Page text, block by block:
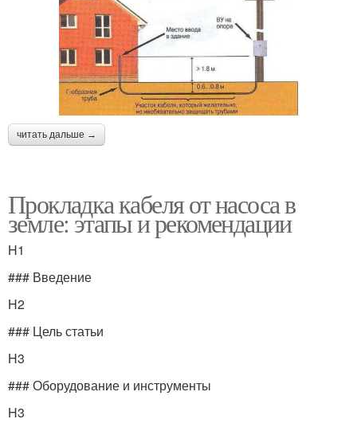
читать дальше →
Прокладка кабеля от насоса в
земле: этапы и рекомендации
H1
### Введение
H2
### Цель статьи
H3
### Оборудование и инструменты
H3